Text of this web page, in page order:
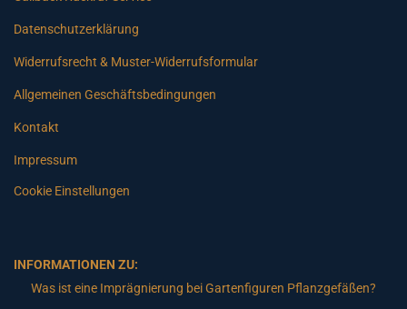
Datenschutzerklärung
Widerrufsrecht & Muster-Widerrufsformular
Allgemeinen Geschäftsbedingungen
Kontakt
Impressum
Cookie Einstellungen
INFORMATIONEN ZU:
Was ist eine Imprägnierung bei Gartenfiguren Pflanzgefäßen?